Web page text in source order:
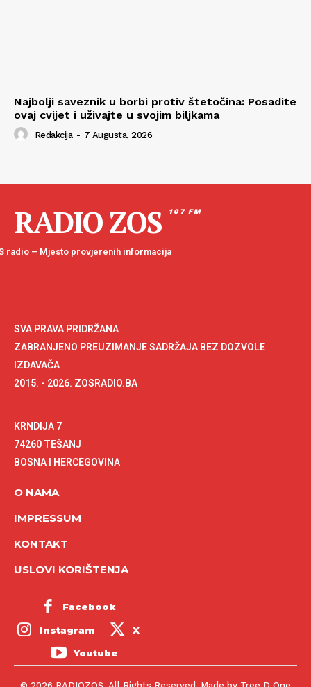
Najbolji saveznik u borbi protiv štetočina: Posadite
ovaj cvijet i uživajte u svojim biljkama
Redakcija - 7 Augusta, 2026
RADIO ZOS 107 FM
radio – Mjesto provjerenih informacija
SVA PRAVA PRIDRŽANA
ZABRANJENO PREUZIMANJE SADRŽAJA BEZ DOZVOLE
IZDAVAČA
2015. - 2026. ZOSRADIO.BA
KRNDIJA 7
74260 TEŠANJ
BOSNA I HERCEGOVINA
O NAMA
IMPRESSUM
KONTAKT
USLOVI KORIŠTENJA
Facebook
Instagram X
Youtube